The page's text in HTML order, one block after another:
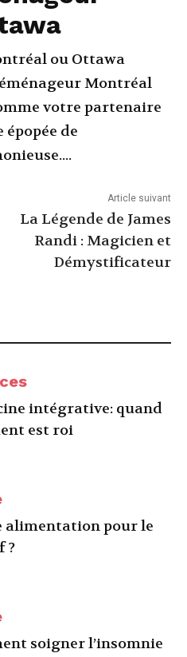
ou Ottawa
Montréal
votre partenaire
de
Article suivant
La Légende de James
Randi : Magicien et
Démystificateur
intégrative: quand
est roi
alimentation pour le
?
soigner l’insomnie